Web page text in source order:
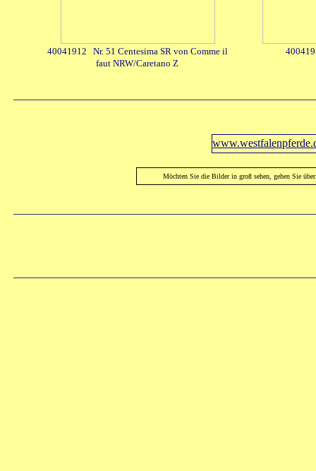
40041912 Nr. 51 Centesima SR von Comme il
faut NRW/Caretano Z
Möchten Sie die Bilder in groß sehen, gehen Sie